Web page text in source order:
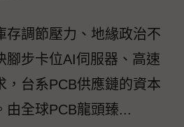
存調節壓力、地緣政治不
腳步卡位AI伺服器、高速
，台系PCB供應鏈的資本
由全球PCB龍頭臻...